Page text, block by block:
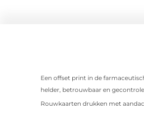
Een offset print in de
helder, betrouwbaar en
Rouwkaarten drukken met